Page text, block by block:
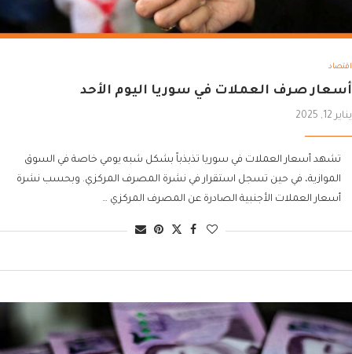
اقتصاد
أسعار صرف العملات في سوريا اليوم الأحد
يناير 12, 2025
تشهد أسعار العملات في سوريا تذبذباً بشكل شبه يومي خاصة في السوق
الموازية، في حين تسجل استقرار في نشرة المصرف المركزي. وبحسب نشرة
أسعار العملات الأجنبية الصادرة عن المصرف المركزي …